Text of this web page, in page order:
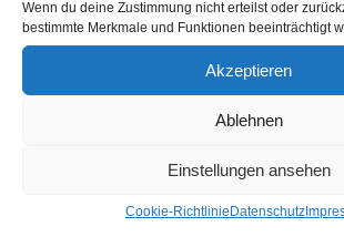
Wenn du deine Zustimmung nicht erteilst oder
bestimmte Merkmale und Funktionen beeinträchtigt
Akzeptieren
Ablehnen
Einstellungen ansehen
Cookie-Richtlinie Datenschutz
Flexibilität und Leistung im
einem Rasentrimmeraufsatz, der
Schnittbreite von 38 cm bietet und
Rasentrimmer ideal für eine präzise
mm Dicke ausgelegt. Das bedeutet,